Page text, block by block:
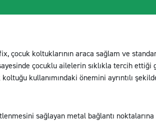
çocuk koltuklarının araca sağlam ve
çocuklu ailelerin sıklıkla tercih
kullanımındaki önemini ayrıntılı
sağlayan metal bağlantı